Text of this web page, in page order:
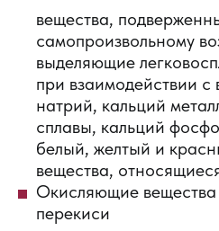
вещества,
самопроизвольному
выделяющие
при взаимодействии с
натрий, кальций
сплавы, кальций
белый, желтый и
вещества,
Окисляющие
перекиси